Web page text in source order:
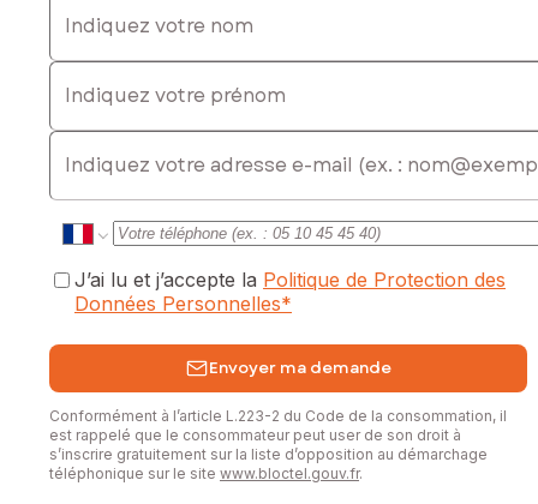
Emplacement stratégique, excellent accès routier, proximité
immédiate des axes principaux et de l’agglomération
cannoise.
À saisir rapidement – Opportunité rare sur le secteur !
Les informations sur les risques auxquels ce bien est
exposé sont disponibles sur le site Géorisques :
www.georisques.gouv.fr
Prix de vente : 2 550 000 €
Honoraires charge vendeur
Contactez votre conseiller SAFTI : Grégory HAESEBAERT,
Tél. : 0698253318, E-mail : gregory.haesebaert@safti.fr - EI -
Agent commercial immatriculé au RSAC de Draguignan sous
Indiquez votre prénom
E-mail
J’ai lu et j’accepte la Politique de Protection des
Données Personnelles*
Envoyer ma demande
Conformément à l’article L.223-2 du Code de la consommation, il
est rappelé que le consommateur peut user de son droit à
s’inscrire gratuitement sur la liste d’opposition au démarchage
téléphonique sur le site www.bloctel.gouv.fr.